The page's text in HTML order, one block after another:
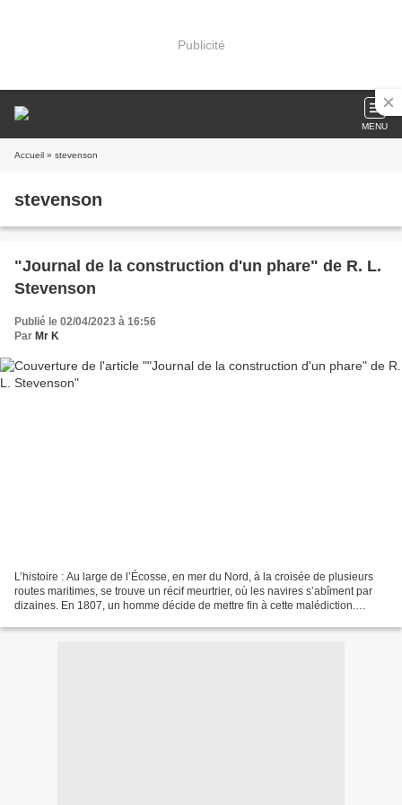
Publicité
MENU
Accueil » stevenson
stevenson
"Journal de la construction d'un phare" de R. L.
Stevenson
Publié le 02/04/2023 à 16:56
Par Mr K
L’histoire : Au large de l’Écosse, en mer du Nord, à la croisée de plusieurs
routes maritimes, se trouve un récif meurtrier, où les navires s’abîment par
dizaines. En 1807, un homme décide de mettre fin à cette malédiction.